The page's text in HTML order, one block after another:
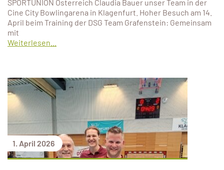
SPORTUNION Österreich Claudia Bauer unser Team in der
Cine City Bowlingarena in Klagenfurt. Hoher Besuch am 14.
April beim Training der DSG Team Grafenstein: Gemeinsam
mit
Weiterlesen...
1. April 2026